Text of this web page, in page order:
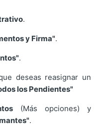
.
y Firma".
.
deseas reasignar un
los Pendientes"
(Más opciones) y
.